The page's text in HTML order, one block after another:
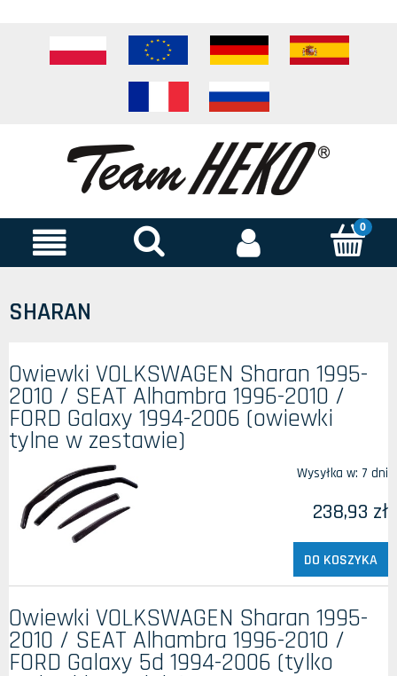
SHARAN
Owiewki VOLKSWAGEN Sharan 1995-
2010 / SEAT Alhambra 1996-2010 /
FORD Galaxy 1994-2006 (owiewki
tylne w zestawie)
Wysyłka w: 7 dni
238,93 zł
DO KOSZYKA
Owiewki VOLKSWAGEN Sharan 1995-
2010 / SEAT Alhambra 1996-2010 /
FORD Galaxy 5d 1994-2006 (tylko